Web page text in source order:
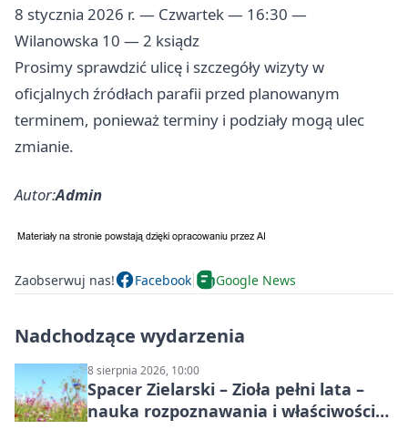
8 stycznia 2026 r. — Czwartek — 16:30 —
Wilanowska 10 — 2 ksiądz
Prosimy sprawdzić ulicę i szczegóły wizyty w
oficjalnych źródłach parafii przed planowanym
terminem, ponieważ terminy i podziały mogą ulec
zmianie.
Autor:Admin
Zaobserwuj nas! Facebook Google News
Nadchodzące wydarzenia
8 sierpnia 2026, 10:00
Spacer Zielarski – Zioła pełni lata –
nauka rozpoznawania i właściwości